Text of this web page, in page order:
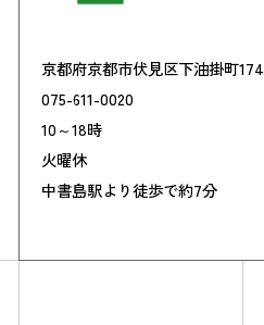
京都府京都市伏見区下油掛町174
075-611-0020
10～18時
火曜休
中書島駅より徒歩で約7分